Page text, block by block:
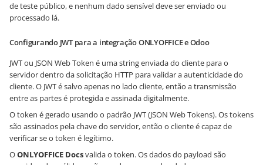
de teste público, e nenhum dado sensível deve ser enviado ou
processado lá.
Configurando JWT para a integração ONLYOFFICE e Odoo
JWT ou JSON Web Token é uma string enviada do cliente para o
servidor dentro da solicitação HTTP para validar a autenticidade do
cliente. O JWT é salvo apenas no lado cliente, então a transmissão
entre as partes é protegida e assinada digitalmente.
O token é gerado usando o padrão JWT (JSON Web Tokens). Os tokens
são assinados pela chave do servidor, então o cliente é capaz de
verificar se o token é legítimo.
OONLYOFFICE Docsvalida o token. Os dados do payload são